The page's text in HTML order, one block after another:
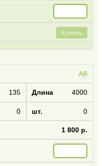
Купить
AB
135 4000
0 0
1 800 р.